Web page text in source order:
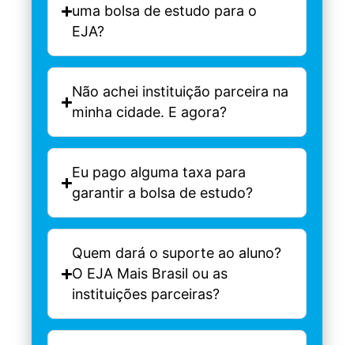
uma bolsa de estudo para o
EJA?
Não achei instituição parceira na
minha cidade. E agora?
Eu pago alguma taxa para
garantir a bolsa de estudo?
Quem dará o suporte ao aluno?
O EJA Mais Brasil ou as
instituições parceiras?